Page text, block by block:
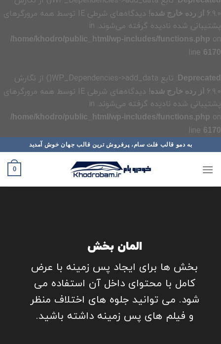
6.9.0
از رده خارج شده
! دیدگاه‌های شرطی IE توسط همه مرورگرهای
پشتیبانی شده نادیده گرفته می‌شوند. in
/home/khodro/public_html/wp-includes/functions.php on
line 6170
Deprecated
: تابع WP_Dependencies->add_data() از نگارش
6.9.0
از رده خارج شده
! دیدگاه‌های شرطی IE توسط همه مرورگرهای
پشتیبانی شده نادیده گرفته می‌شوند. in
/home/khodro/public_html/wp-includes/functions.php on
line 6170
به
محتوا
به دمو قالب فلت سام، پرفروش ترین قالب جهان خوش آمدید
0
المان بخش
بخش ها برای ایجاد پس زمینه با عرض
کامل با محتوای داخل آن استفاده می
شود. می توانید جلوه های اختلاف منظر
و فیلم های پس زمینه داشته باشید.